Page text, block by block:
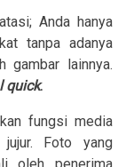
Anda hanya
tanpa adanya
gambar lainnya.
quick.
fungsi media
Foto yang
oleh penerima